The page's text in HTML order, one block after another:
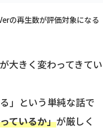
の再生数が評価対象になる
大きく変わってきてい
」という単純な話で
ているか」が厳しく